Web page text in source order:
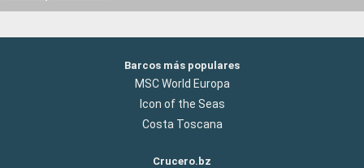
Barcos más populares
MSC World Europa
Icon of the Seas
Costa Toscana
Crucero.bz